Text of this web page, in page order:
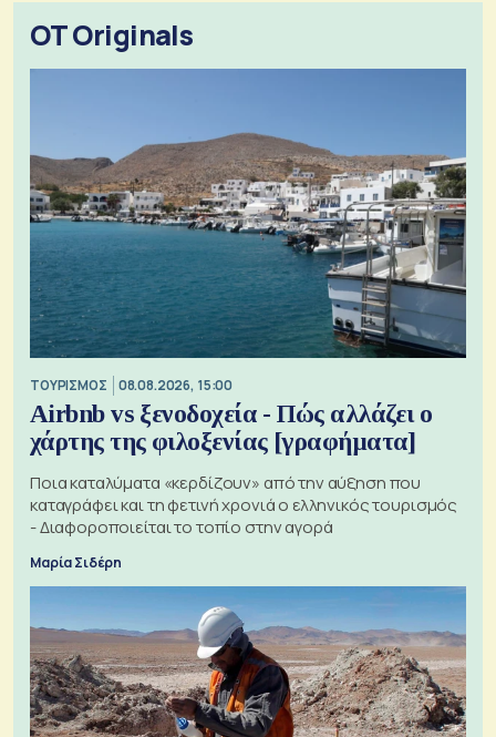
OT Originals
ΤΟΥΡΙΣΜΟΣ 08.08.2026, 15:00
Airbnb vs ξενοδοχεία - Πώς αλλάζει ο
χάρτης της φιλοξενίας [γραφήματα]
Ποια καταλύματα «κερδίζουν» από την αύξηση που
καταγράφει και τη φετινή χρονιά ο ελληνικός τουρισμός
- Διαφοροποιείται το τοπίο στην αγορά
Μαρία Σιδέρη